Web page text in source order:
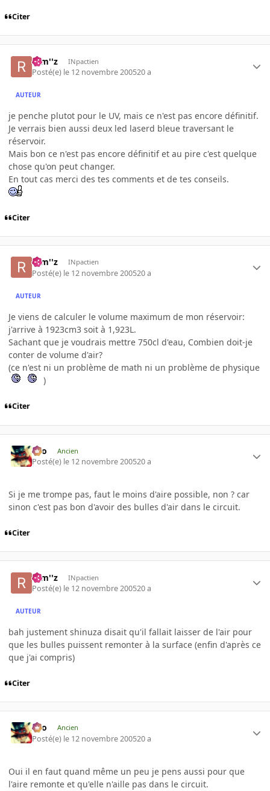
Citer
rem''z INpactien
Posté(e) le 12 novembre 200520 a
AUTEUR
je penche plutot pour le UV, mais ce n'est pas encore définitif.
Je verrais bien aussi deux led laserd bleue traversant le
réservoir.
Mais bon ce n'est pas encore définitif et au pire c'est quelque
chose qu'on peut changer.
En tout cas merci des tes comments et de tes conseils.
Citer
rem''z INpactien
Posté(e) le 12 novembre 200520 a
AUTEUR
Je viens de calculer le volume maximum de mon réservoir:
j'arrive à 1923cm3 soit à 1,923L.
Sachant que je voudrais mettre 750cl d'eau, Combien doit-je
conter de volume d'air?
(ce n'est ni un problème de math ni un problème de physique
)
Citer
eYo Ancien
Posté(e) le 12 novembre 200520 a
Si je me trompe pas, faut le moins d'aire possible, non ? car
sinon c'est pas bon d'avoir des bulles d'air dans le circuit.
Citer
rem''z INpactien
Posté(e) le 12 novembre 200520 a
AUTEUR
bah justement shinuza disait qu'il fallait laisser de l'air pour
que les bulles puissent remonter à la surface (enfin d'après ce
que j'ai compris)
Citer
eYo Ancien
Posté(e) le 12 novembre 200520 a
Oui il en faut quand même un peu je pens aussi pour que
l'aire remonte et qu'elle n'aille pas dans le circuit.